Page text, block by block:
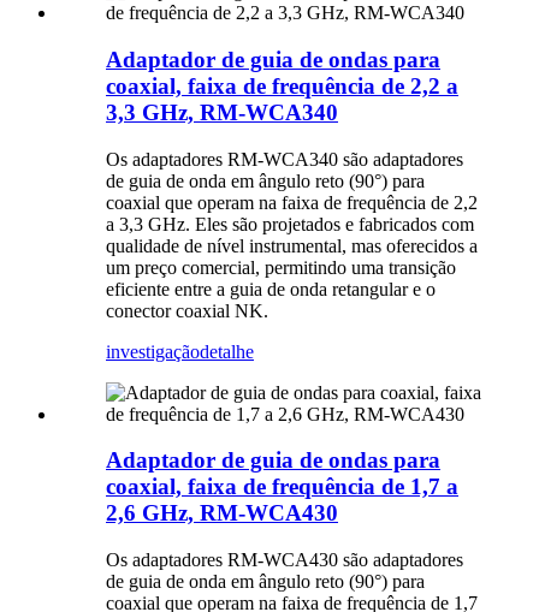
Adaptador de guia de ondas para
coaxial, faixa de frequência de 2,2 a
3,3 GHz, RM-WCA340
Os adaptadores RM-WCA340 são adaptadores
de guia de onda em ângulo reto (90°) para
coaxial que operam na faixa de frequência de 2,2
a 3,3 GHz. Eles são projetados e fabricados com
qualidade de nível instrumental, mas oferecidos a
um preço comercial, permitindo uma transição
eficiente entre a guia de onda retangular e o
conector coaxial NK.
investigaçãodetalhe
Adaptador de guia de ondas para
coaxial, faixa de frequência de 1,7 a
2,6 GHz, RM-WCA430
Os adaptadores RM-WCA430 são adaptadores
de guia de onda em ângulo reto (90°) para
coaxial que operam na faixa de frequência de 1,7